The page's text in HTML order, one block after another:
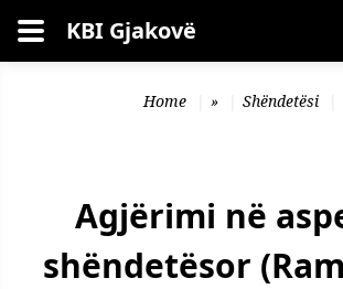
Kërko KBI Gjakovë
Home » Shëndetësi
Agjërimi në
shëndetësor